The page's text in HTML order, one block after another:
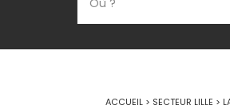
ACCUEIL > SECTEUR LILLE >